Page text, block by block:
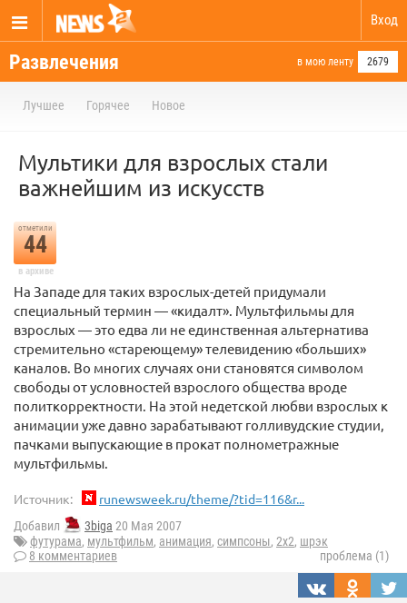
Вход
Развлечения в мою ленту 2679
Лучшее Горячее Новое
Мультики для взрослых стали
важнейшим из искусств
отметили
44
в архиве
На Западе для таких взрослых-детей придумали
специальный термин — «кидалт». Мультфильмы для
взрослых — это едва ли не единственная альтернатива
стремительно «стареющему» телевидению «больших»
каналов. Во многих случаях они становятся символом
свободы от условностей взрослого общества вроде
политкорректности. На этой недетской любви взрослых к
анимации уже давно зарабатывают голливудские студии,
пачками выпускающие в прокат полнометражные
мультфильмы.
Источник: runewsweek.ru/theme/?tid=116&r...
Добавил 3biga 20 Мая 2007
футурама, мультфильм, анимация, симпсоны, 2x2, шрэк
8 комментариев
проблема (1)